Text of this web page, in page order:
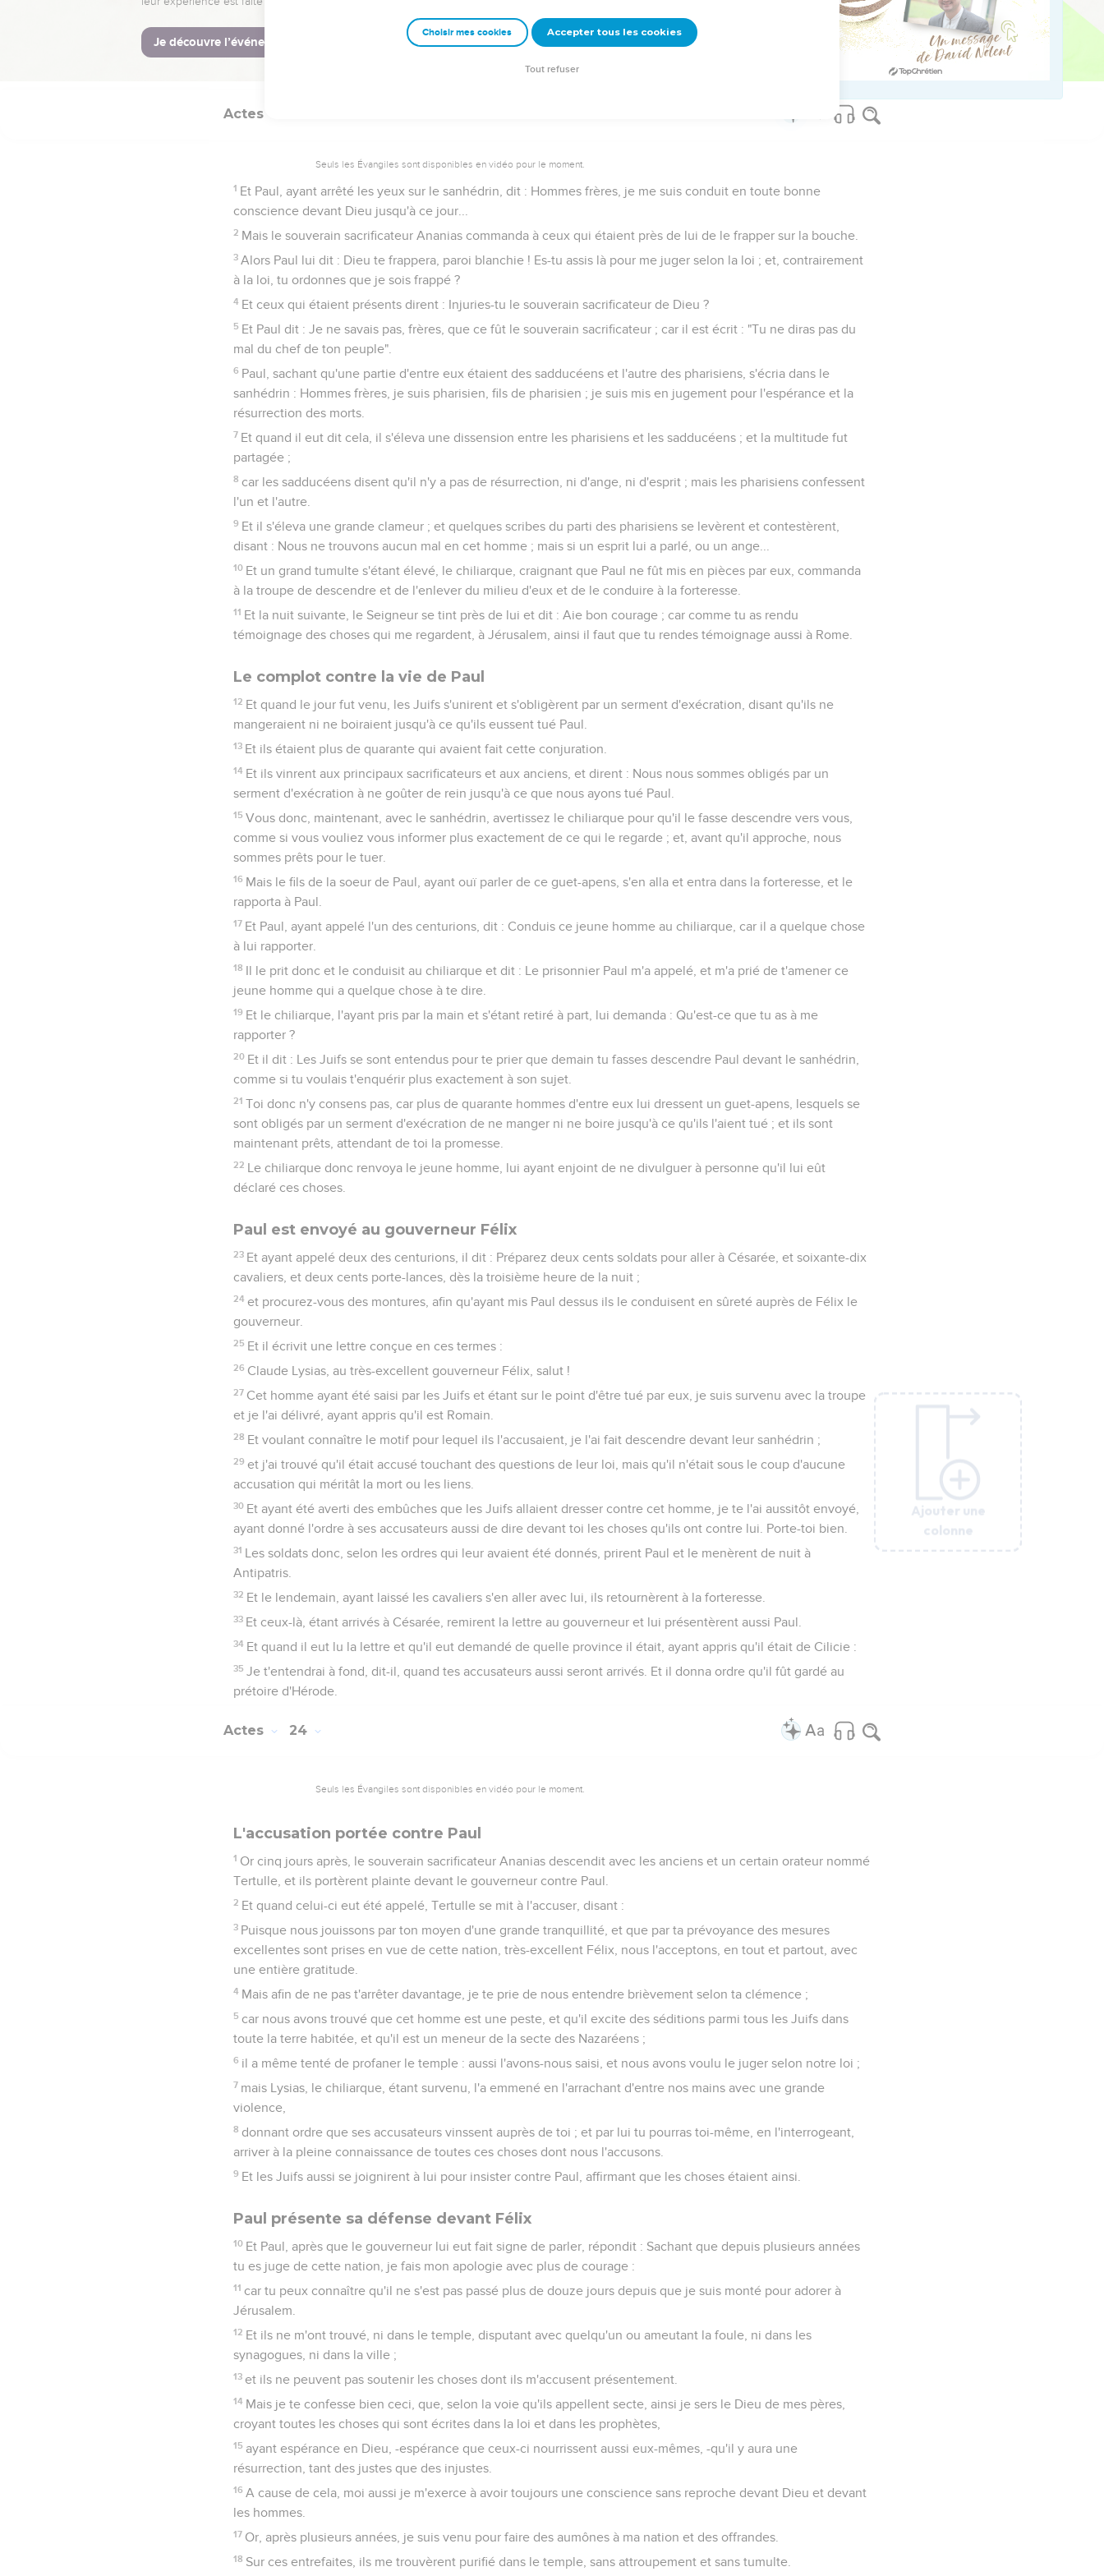
Mais le lendemain, voulant savoir exactement ce pour quoi il était accusé par les Juifs, il le fit délier et
ordonna que les principaux sacrificateurs et tout le sanhédrin s'assemblassent ; et ayant fait descendre Paul, il
Ajouter une
colonne
Actes
Seuls les Évangiles sont disponibles en vidéo pour le moment.
1 Et Paul, ayant arrêté les yeux sur le sanhédrin, dit : Hommes frères, je me suis conduit en toute bonne
conscience devant Dieu jusqu'à ce jour...
2 Mais le souverain sacrificateur Ananias commanda à ceux qui étaient près de lui de le frapper sur la bouche.
3 Alors Paul lui dit : Dieu te frappera, paroi blanchie ! Es-tu assis là pour me juger selon la loi ; et, contrairement
à la loi, tu ordonnes que je sois frappé ?
4 Et ceux qui étaient présents dirent : Injuries-tu le souverain sacrificateur de Dieu ?
5 Et Paul dit : Je ne savais pas, frères, que ce fût le souverain sacrificateur ; car il est écrit : "Tu ne diras pas du
mal du chef de ton peuple".
6 Paul, sachant qu'une partie d'entre eux étaient des sadducéens et l'autre des pharisiens, s'écria dans le
sanhédrin : Hommes frères, je suis pharisien, fils de pharisien ; je suis mis en jugement pour l'espérance et la
résurrection des morts.
7 Et quand il eut dit cela, il s'éleva une dissension entre les pharisiens et les sadducéens ; et la multitude fut
partagée ;
8 car les sadducéens disent qu'il n'y a pas de résurrection, ni d'ange, ni d'esprit ; mais les pharisiens confessent
l'un et l'autre.
9 Et il s'éleva une grande clameur ; et quelques scribes du parti des pharisiens se levèrent et contestèrent,
disant : Nous ne trouvons aucun mal en cet homme ; mais si un esprit lui a parlé, ou un ange...
10 Et un grand tumulte s'étant élevé, le chiliarque, craignant que Paul ne fût mis en pièces par eux, commanda
à la troupe de descendre et de l'enlever du milieu d'eux et de le conduire à la forteresse.
11 Et la nuit suivante, le Seigneur se tint près de lui et dit : Aie bon courage ; car comme tu as rendu
témoignage des choses qui me regardent, à Jérusalem, ainsi il faut que tu rendes témoignage aussi à Rome.
Le complot contre la vie de Paul
12 Et quand le jour fut venu, les Juifs s'unirent et s'obligèrent par un serment d'exécration, disant qu'ils ne
mangeraient ni ne boiraient jusqu'à ce qu'ils eussent tué Paul.
13 Et ils étaient plus de quarante qui avaient fait cette conjuration.
14 Et ils vinrent aux principaux sacrificateurs et aux anciens, et dirent : Nous nous sommes obligés par un
serment d'exécration à ne goûter de rein jusqu'à ce que nous ayons tué Paul.
15 Vous donc, maintenant, avec le sanhédrin, avertissez le chiliarque pour qu'il le fasse descendre vers vous,
comme si vous vouliez vous informer plus exactement de ce qui le regarde ; et, avant qu'il approche, nous
sommes prêts pour le tuer.
16 Mais le fils de la soeur de Paul, ayant ouï parler de ce guet-apens, s'en alla et entra dans la forteresse, et le
rapporta à Paul.
17 Et Paul, ayant appelé l'un des centurions, dit : Conduis ce jeune homme au chiliarque, car il a quelque chose
à lui rapporter.
18 Il le prit donc et le conduisit au chiliarque et dit : Le prisonnier Paul m'a appelé, et m'a prié de t'amener ce
jeune homme qui a quelque chose à te dire.
19 Et le chiliarque, l'ayant pris par la main et s'étant retiré à part, lui demanda : Qu'est-ce que tu as à me
rapporter ?
20 Et il dit : Les Juifs se sont entendus pour te prier que demain tu fasses descendre Paul devant le sanhédrin,
comme si tu voulais t'enquérir plus exactement à son sujet.
21 Toi donc n'y consens pas, car plus de quarante hommes d'entre eux lui dressent un guet-apens, lesquels se
sont obligés par un serment d'exécration de ne manger ni ne boire jusqu'à ce qu'ils l'aient tué ; et ils sont
maintenant prêts, attendant de toi la promesse.
22 Le chiliarque donc renvoya le jeune homme, lui ayant enjoint de ne divulguer à personne qu'il lui eût
déclaré ces choses.
Paul est envoyé au gouverneur Félix
23 Et ayant appelé deux des centurions, il dit : Préparez deux cents soldats pour aller à Césarée, et soixante-dix
cavaliers, et deux cents porte-lances, dès la troisième heure de la nuit ;
24 et procurez-vous des montures, afin qu'ayant mis Paul dessus ils le conduisent en sûreté auprès de Félix le
gouverneur.
25 Et il écrivit une lettre conçue en ces termes :
26 Claude Lysias, au très-excellent gouverneur Félix, salut !
27 Cet homme ayant été saisi par les Juifs et étant sur le point d'être tué par eux, je suis survenu avec la troupe
et je l'ai délivré, ayant appris qu'il est Romain.
28 Et voulant connaître le motif pour lequel ils l'accusaient, je l'ai fait descendre devant leur sanhédrin ;
29 et j'ai trouvé qu'il était accusé touchant des questions de leur loi, mais qu'il n'était sous le coup d'aucune
accusation qui méritât la mort ou les liens.
30 Et ayant été averti des embûches que les Juifs allaient dresser contre cet homme, je te l'ai aussitôt envoyé,
ayant donné l'ordre à ses accusateurs aussi de dire devant toi les choses qu'ils ont contre lui. Porte-toi bien.
31 Les soldats donc, selon les ordres qui leur avaient été donnés, prirent Paul et le menèrent de nuit à
Antipatris.
32 Et le lendemain, ayant laissé les cavaliers s'en aller avec lui, ils retournèrent à la forteresse.
33 Et ceux-là, étant arrivés à Césarée, remirent la lettre au gouverneur et lui présentèrent aussi Paul.
34 Et quand il eut lu la lettre et qu'il eut demandé de quelle province il était, ayant appris qu'il était de Cilicie :
35 Je t'entendrai à fond, dit-il, quand tes accusateurs aussi seront arrivés. Et il donna ordre qu'il fût gardé au
prétoire d'Hérode.
Ajouter une
colonne
Actes 24
Seuls les Évangiles sont disponibles en vidéo pour le moment.
L'accusation portée contre Paul
1 Or cinq jours après, le souverain sacrificateur Ananias descendit avec les anciens et un certain orateur nommé
Tertulle, et ils portèrent plainte devant le gouverneur contre Paul.
2 Et quand celui-ci eut été appelé, Tertulle se mit à l'accuser, disant :
3 Puisque nous jouissons par ton moyen d'une grande tranquillité, et que par ta prévoyance des mesures
excellentes sont prises en vue de cette nation, très-excellent Félix, nous l'acceptons, en tout et partout, avec
une entière gratitude.
4 Mais afin de ne pas t'arrêter davantage, je te prie de nous entendre brièvement selon ta clémence ;
5 car nous avons trouvé que cet homme est une peste, et qu'il excite des séditions parmi tous les Juifs dans
toute la terre habitée, et qu'il est un meneur de la secte des Nazaréens ;
6 il a même tenté de profaner le temple : aussi l'avons-nous saisi, et nous avons voulu le juger selon notre loi ;
7 mais Lysias, le chiliarque, étant survenu, l'a emmené en l'arrachant d'entre nos mains avec une grande
violence,
8 donnant ordre que ses accusateurs vinssent auprès de toi ; et par lui tu pourras toi-même, en l'interrogeant,
arriver à la pleine connaissance de toutes ces choses dont nous l'accusons.
9 Et les Juifs aussi se joignirent à lui pour insister contre Paul, affirmant que les choses étaient ainsi.
Paul présente sa défense devant Félix
10 Et Paul, après que le gouverneur lui eut fait signe de parler, répondit : Sachant que depuis plusieurs années
tu es juge de cette nation, je fais mon apologie avec plus de courage :
11 car tu peux connaître qu'il ne s'est pas passé plus de douze jours depuis que je suis monté pour adorer à
Jérusalem.
12 Et ils ne m'ont trouvé, ni dans le temple, disputant avec quelqu'un ou ameutant la foule, ni dans les
synagogues, ni dans la ville ;
13 et ils ne peuvent pas soutenir les choses dont ils m'accusent présentement.
14 Mais je te confesse bien ceci, que, selon la voie qu'ils appellent secte, ainsi je sers le Dieu de mes pères,
croyant toutes les choses qui sont écrites dans la loi et dans les prophètes,
15 ayant espérance en Dieu, -espérance que ceux-ci nourrissent aussi eux-mêmes, -qu'il y aura une
résurrection, tant des justes que des injustes.
16 A cause de cela, moi aussi je m'exerce à avoir toujours une conscience sans reproche devant Dieu et devant
les hommes.
17 Or, après plusieurs années, je suis venu pour faire des aumônes à ma nation et des offrandes.
18 Sur ces entrefaites, ils me trouvèrent purifié dans le temple, sans attroupement et sans tumulte.
Ajouter une
colonne
Ajouter une
colonne
Ajouter une
colonne
Choisir mes cookies Accepter tous les cookies
Tout refuser